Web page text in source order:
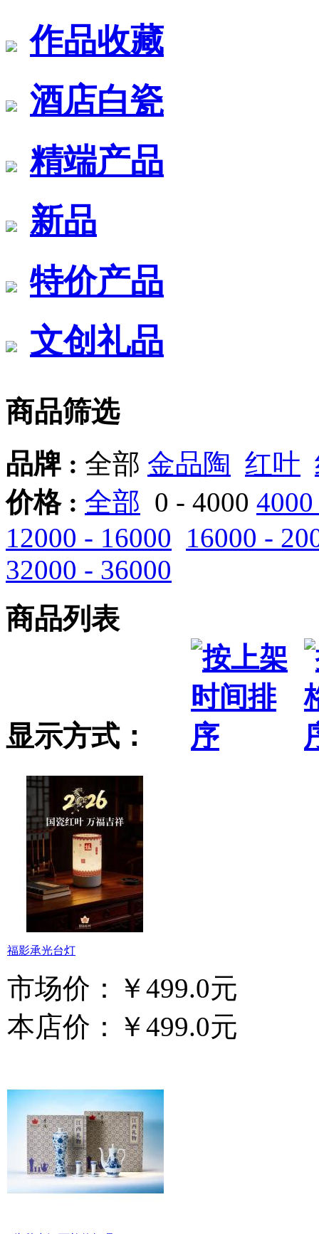
作品收藏
酒店白瓷
精端产品
新品
特价产品
文创礼品
商品筛选
品牌 : 全部 金品陶 红叶
价格 : 全部 0 - 4000
12000 - 16000 16000 -
32000 - 36000
商品列表
显示方式：
福影承光台灯
市场价：
￥499.0元
本店价：
￥499.0元